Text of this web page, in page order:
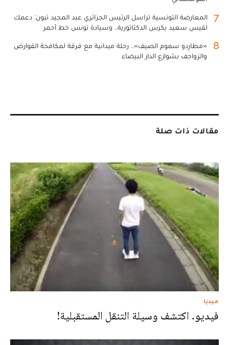
7
المعارضة التونسية تراسل الرئيس الجزائري عبد المجيد تبون: دعمك
لقيس سعيد يكرس الدكتاتورية.. وسيادة تونس خط أحمر
8
«مطارِدو سموم الصيف».. رحلة ميدانية مع فرقة لمكافحة القوارض
والزواحف بشوارع الدار البيضاء
مقالات ذات صلة
ميديا
فيديو. اكتشف وسيلة التنقل المستقبلية!